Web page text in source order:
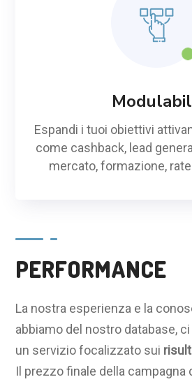
Espandi i tuoi obiettivi
come cashback, lead
mercato, formazione,
PERFORMANCE
La nostra esperienza e la
abbiamo del nostro database,
un servizio focalizzato sui
Il prezzo finale della campagna